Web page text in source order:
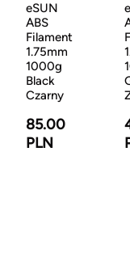
eSUN
ABS
Filament
1.75mm
1000g
Black
Czarny
85.00
PLN